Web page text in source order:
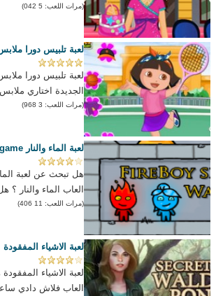
(مرات اللعب: 5 042)
لعبة تلبيس دورا
لعبة تلبيس دورا
الجديدة اختاري
(مرات اللعب: 3 968)
لعبة الماء والنار Fire and Water game
هل تبحث عن لعبة
العاب الماء والنار
(مرات اللعب: 11 406)
لعبة الاشياء المفقودة
لعبة الاشياء
العاب فلاش دادي